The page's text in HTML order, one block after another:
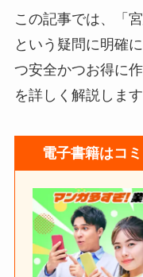
この記事では、「
という疑問に明確
つ安全かつお得に
を詳しく解説します
電子書籍はコ